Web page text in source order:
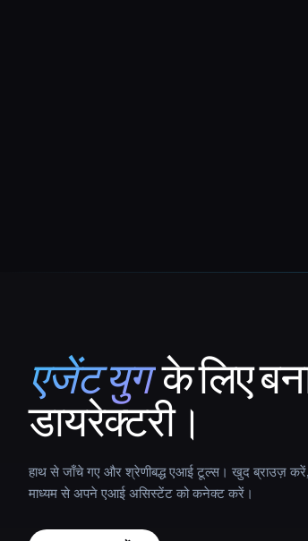
That AI Collection
एजेंट युग के लिए
डायरेक्टरी।
हाथ से जाँचे गए और श्रेणीबद्ध एआई टूल्स। खुद ब्राउज़
माध्यम से अपने एआई असिस्टेंट को कनेक्ट करें।